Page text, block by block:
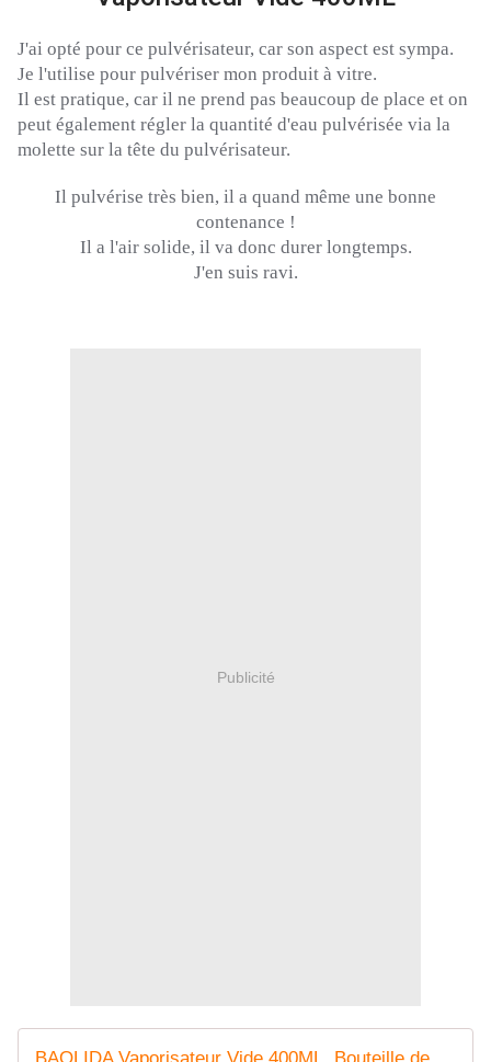
J'ai opté pour ce pulvérisateur, car son aspect est sympa.
Je l'utilise pour pulvériser mon produit à vitre.
Il est pratique, car il ne prend pas beaucoup de place et on
peut également régler la quantité d'eau pulvérisée via la
molette sur la tête du pulvérisateur.
Il pulvérise très bien, il a quand même une bonne
contenance !
Il a l'air solide, il va donc durer longtemps.
J'en suis ravi.
Publicité